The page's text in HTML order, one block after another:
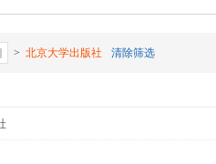
> 北京大学出版社 清除筛选